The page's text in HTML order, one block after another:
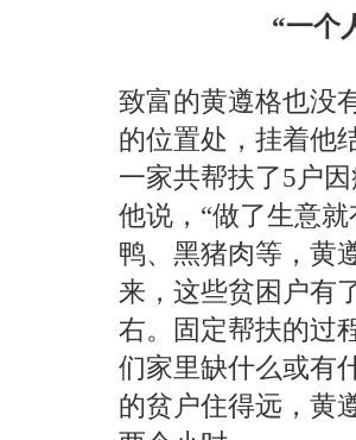
“一个
致富的黄遵格也没
的位置处，挂着他
一家共帮扶了5户
他说，“做了生意
鸭、黑猪肉等，黄
来，这些贫困户有
右。固定帮扶的过
们家里缺什么或有
的贫户住得远，黄